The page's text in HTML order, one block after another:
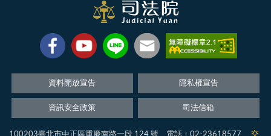
資料開放宣告 隱私權宣告
資訊安全政策 司法信箱